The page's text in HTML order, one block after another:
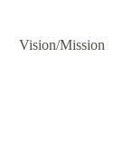
Vision/Mission